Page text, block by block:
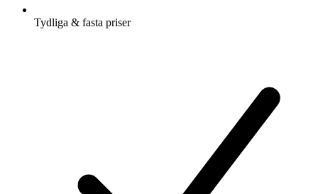
Tydliga & fasta priser